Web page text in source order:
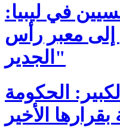
في ليبيا:
إلى معبر رأس
الجدير"
الحكومة